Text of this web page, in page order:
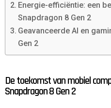
Energie-efficiëntie: een
Snapdragon 8 Gen 2
Geavanceerde AI en
Gen 2
De toekomst van mobiel
Snapdragon 8 Gen 2